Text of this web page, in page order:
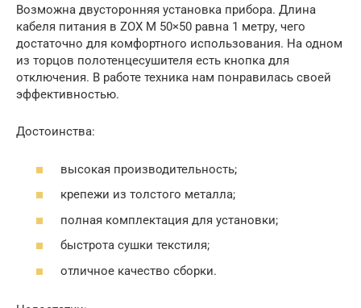
Возможна двусторонняя установка прибора. Длина
кабеля питания в ZOX M 50×50 равна 1 метру, чего
достаточно для комфортного использования. На одном
из торцов полотенцесушителя есть кнопка для
отключения. В работе техника нам понравилась своей
эффективностью.
Достоинства:
высокая производительность;
крепежи из толстого металла;
полная комплектация для установки;
быстрота сушки текстиля;
отличное качество сборки.